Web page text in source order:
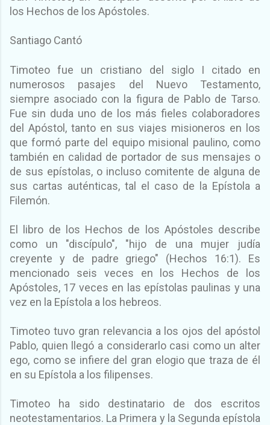
los Hechos de los Apóstoles.
Santiago Cantó
Timoteo fue un cristiano del siglo I citado en
numerosos pasajes del Nuevo Testamento,
siempre asociado con la figura de Pablo de Tarso.
Fue sin duda uno de los más fieles colaboradores
del Apóstol, tanto en sus viajes misioneros en los
que formó parte del equipo misional paulino, como
también en calidad de portador de sus mensajes o
de sus epístolas, o incluso comitente de alguna de
sus cartas auténticas, tal el caso de la Epístola a
Filemón.
El libro de los Hechos de los Apóstoles describe
como un "discípulo", "hijo de una mujer judía
creyente y de padre griego" (Hechos 16:1). Es
mencionado seis veces en los Hechos de los
Apóstoles, 17 veces en las epístolas paulinas y una
vez en la Epístola a los hebreos.
Timoteo tuvo gran relevancia a los ojos del apóstol
Pablo, quien llegó a considerarlo casi como un alter
ego, como se infiere del gran elogio que traza de él
en su Epístola a los filipenses.
Timoteo ha sido destinatario de dos escritos
neotestamentarios. La Primera y la Segunda epístola